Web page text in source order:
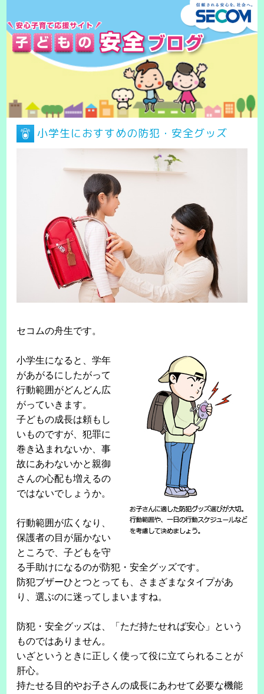
小学生におすすめの防犯・安全グッズ
セコムの舟生です。
小学生になると、学年
があがるにしたがって
行動範囲がどんどん広
がっていきます。
子どもの成長は頼もし
いものですが、犯罪に
巻き込まれないか、事
故にあわないかと親御
さんの心配も増えるの
ではないでしょうか。
行動範囲が広くなり、
保護者の目が届かない
ところで、子どもを守
る手助けになるのが防犯・安全グッズです。
防犯ブザーひとつとっても、さまざまなタイプがあ
り、選ぶのに迷ってしまいますね。
防犯・安全グッズは、「ただ持たせれば安心」という
ものではありません。
いざというときに正しく使って役に立てられることが
肝心。
持たせる目的やお子さんの成長にあわせて必要な機能